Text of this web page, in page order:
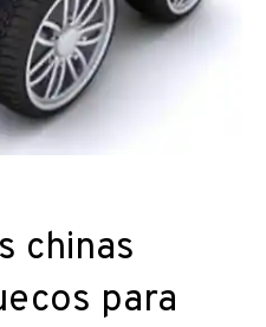
chinas
para